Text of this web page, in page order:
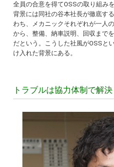
全員の合意を得てOSSの取り組み
背景には同社の谷本社長が徹底する
わち、メカニックそれぞれが一人
から、整備、納車説明、回収まで
だという。こうした社風がOSSと
け入れた背景にある。
トラブルは協力体制で解決